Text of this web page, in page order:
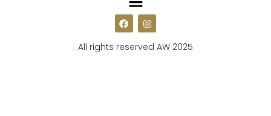
All rights reserved AW 2025